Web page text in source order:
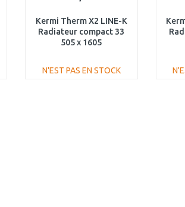
Kermi Therm X2 LINE-K
Radiateur compact 33
505 x 1605
N'EST PAS EN STOCK